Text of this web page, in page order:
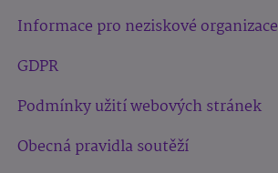
Informace pro neziskové organizace
GDPR
Podmínky užití webových stránek
Obecná pravidla soutěží